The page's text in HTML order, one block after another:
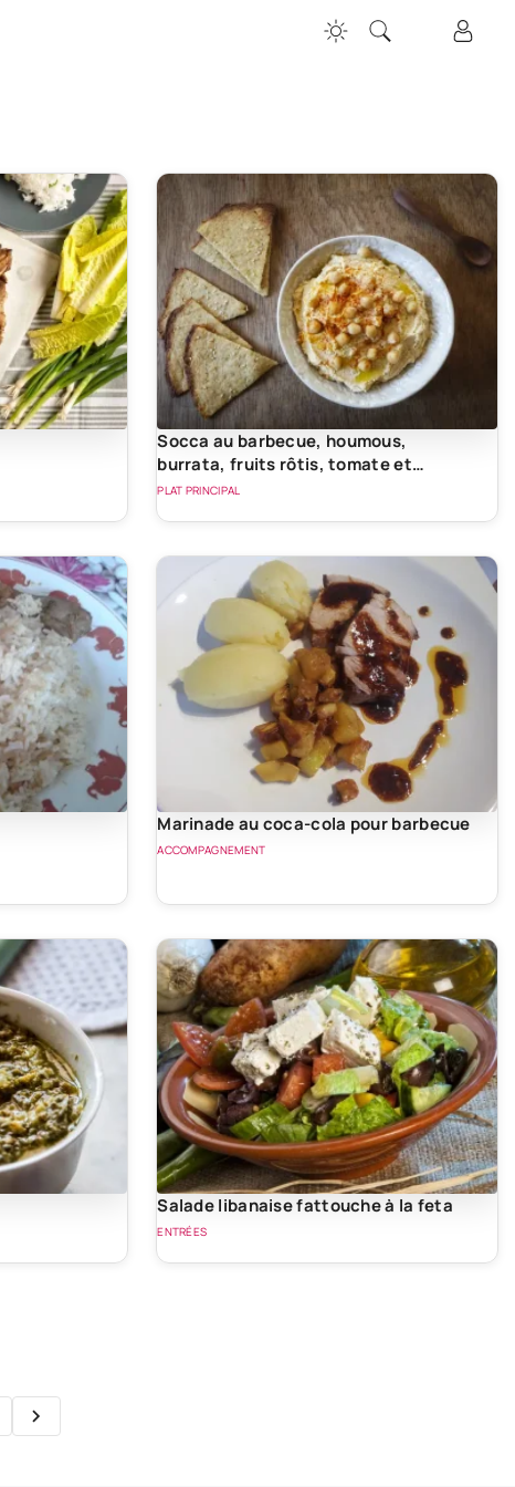
Socca au barbecue, houmous,
burrata, fruits rôtis, tomate et
roquette
PLAT PRINCIPAL
Marinade au coca-cola pour barbecue
ACCOMPAGNEMENT
Salade libanaise fattouche à la feta
ENTRÉES